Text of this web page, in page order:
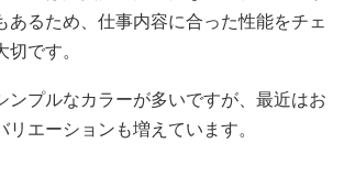
あるため、仕事内容に合った性能をチェ
です。
ンプルなカラーが多いですが、最近はお
リエーションも増えています。